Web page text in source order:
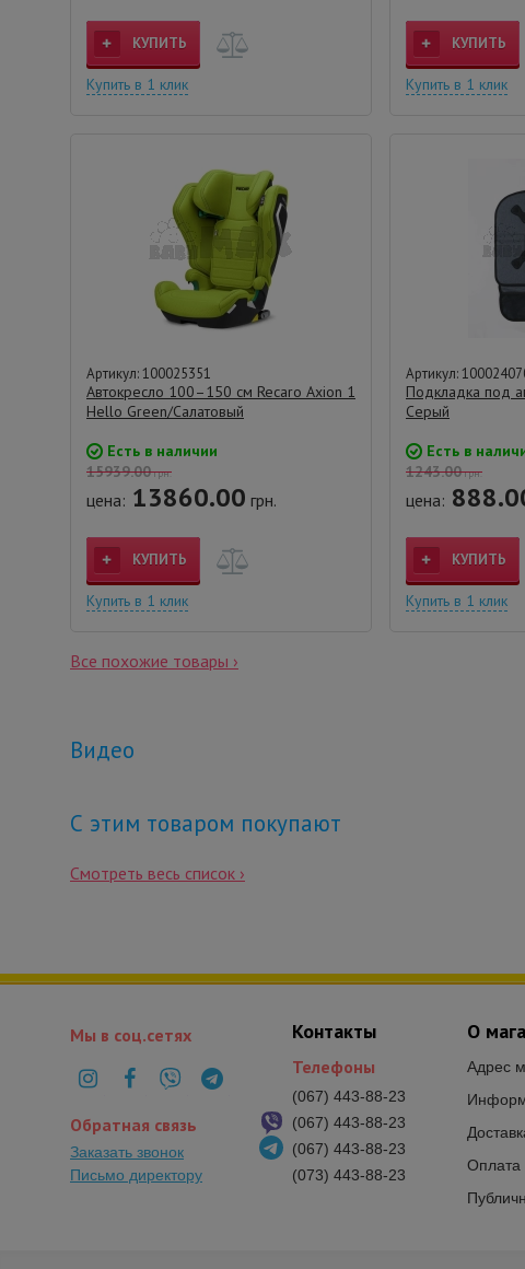
КУПИТЬ
Купить в 1 клик
КУПИТЬ
Купить в 1 клик
Артикул: 100025351
Автокресло 100–150 см Recaro Axion 1
Hello Green/Салатовый
Есть в наличии
15939.00грн.
цена: 13860.00 грн.
КУПИТЬ
Купить в 1 клик
Артикул:
Подкладка под
Серый
Есть в
1243.00грн.
цена:
КУПИТЬ
Купить в 1 клик
Все похожие товары ›
Видео
С этим товаром покупают
Смотреть весь список ›
О
Адрес
Оплата
Контакты
Телефоны
(067) 443-88-23
(067) 443-88-23
(067) 443-88-23
(073) 443-88-23
Мы в соц.сетях
Обратная связь
Заказать звонок
Письмо директору